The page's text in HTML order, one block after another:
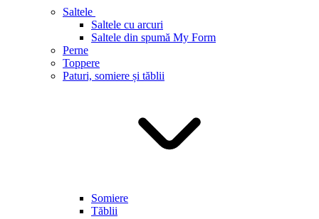
Saltele
Saltele cu arcuri
Saltele din spumă My Form
Perne
Toppere
Paturi, somiere și tăblii
Somiere
Tăblii